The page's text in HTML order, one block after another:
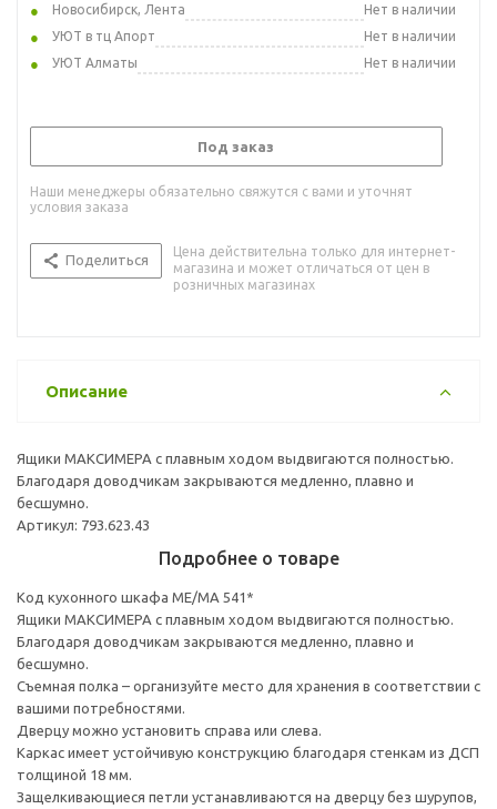
Новосибирск, Лента
Нет в наличии
УЮТ в тц Апорт
Нет в наличии
УЮТ Алматы
Нет в наличии
Под заказ
Наши менеджеры обязательно свяжутся с вами и уточнят
условия заказа
Поделиться
Цена действительна только для интернет-
магазина и может отличаться от цен в
розничных магазинах
Описание
Ящики МАКСИМЕРА с плавным ходом выдвигаются полностью.
Благодаря доводчикам закрываются медленно, плавно и
бесшумно.
Артикул: 793.623.43
Подробнее о товаре
Код кухонного шкафа ME/MA 541*
Ящики МАКСИМЕРА с плавным ходом выдвигаются полностью.
Благодаря доводчикам закрываются медленно, плавно и
бесшумно.
Съемная полка – организуйте место для хранения в соответствии с
вашими потребностями.
Дверцу можно установить справа или слева.
Каркас имеет устойчивую конструкцию благодаря стенкам из ДСП
толщиной 18 мм.
Защелкивающиеся петли устанавливаются на дверцу без шурупов,